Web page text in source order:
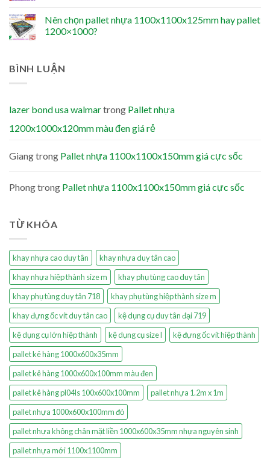
Nên chọn pallet nhựa 1100x1100x125mm hay pallet
1200×1000?
BÌNH LUẬN
lazer bond usa walmartrong Pallet nhựa
1200x1000x120mm màu đen giá rẻ
Giangtrong Pallet nhựa 1100x1100x150mm giá cực sốc
Phongtrong Pallet nhựa 1100x1100x150mm giá cực sốc
TỪ KHÓA
khay nhựa cao duy tân
khay nhựa duy tân cao
khay nhựa hiệp thành size m
khay phụ tùng cao duy tân
khay phụ tùng duy tân 718
khay phụ tùng hiệp thành size m
khay đựng ốc vít duy tân cao
kệ dụng cụ duy tân đại 719
kệ dụng cụ lớn hiệp thành
kệ dụng cụ size l
kệ đựng ốc vít hiệp thành
pallet kê hàng 1000x600x35mm
pallet kê hàng 1000x600x100mm màu đen
pallet kê hàng pl04ls 100x600x100mm
pallet nhựa 1.2m x 1m
pallet nhựa 1000x600x100mm đỏ
pallet nhựa không chân mặt liền 1000x600x35mm nhựa nguyên sinh
pallet nhựa mới 1100x1100mm